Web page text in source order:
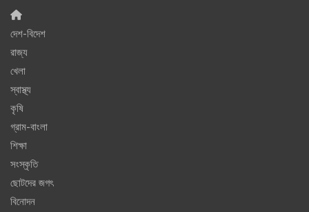
দেশ-বিদেশ
রাজ্য
খেলা
স্বাস্থ্য
কৃষি
গ্রাম-বাংলা
শিক্ষা
সংস্কৃতি
ছোটদের জগৎ
বিনোদন